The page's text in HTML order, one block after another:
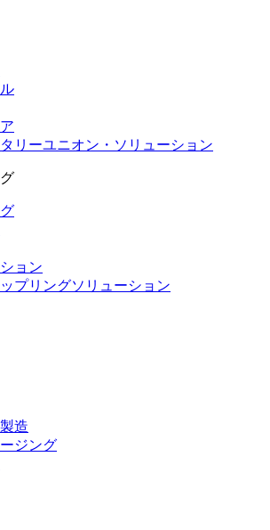
リーユニオン・ソリューション
ョン
プリングソリューション
造
ジング